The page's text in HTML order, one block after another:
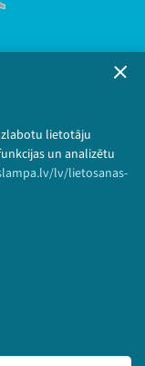
lietotāju
un analizētu
lv/lietosanas-
tiesības